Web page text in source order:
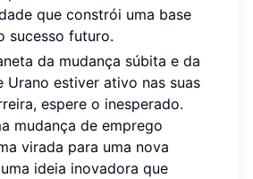
que constrói uma base
sucesso futuro.
da mudança súbita e da
Urano estiver ativo nas suas
espere o inesperado.
mudança de emprego
virada para uma nova
ideia inovadora que